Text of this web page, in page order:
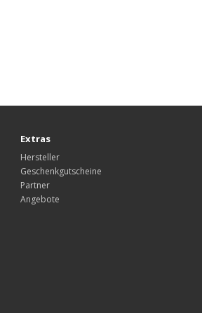
Extras
Hersteller
Geschenkgutscheine
Partner
Angebote